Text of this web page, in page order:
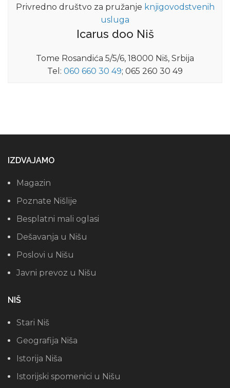
Privredno društvo za pružanje knjigovodstvenih
usluga
Icarus doo Niš
Tome Rosandića 5/5/6, 18000 Niš, Srbija
Tel: 060 660 30 49; 065 260 30 49
IZDVAJAMO
Magazin
Poznate Nišlije
Besplatni mali oglasi
Dešavanja u Nišu
Poslovi u Nišu
Javni prevoz u Nišu
NIŠ
Stari Niš
Geografija Niša
Istorija Niša
Istorijski spomenici u Nišu